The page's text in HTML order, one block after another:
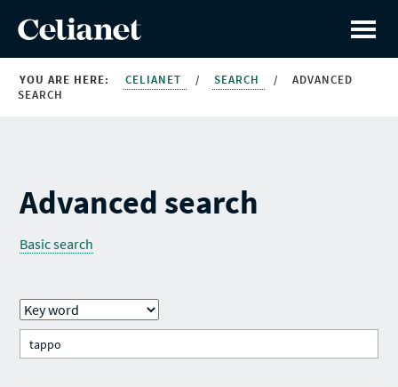
YOU ARE HERE: CELIANET / SEARCH /
ADVANCED
SEARCH
Advanced search
Basic search